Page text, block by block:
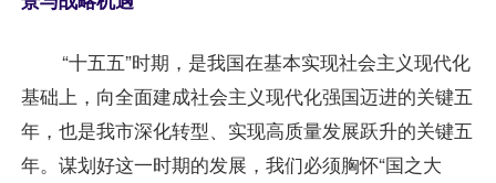
“十五五”时期，是我国在基本实现社会主义现代化
基础上，向全面建成社会主义现代化强国迈进的关键五
年，也是我市深化转型、实现高质量发展跃升的关键五
年。谋划好这一时期的发展，我们必须胸怀“国之大